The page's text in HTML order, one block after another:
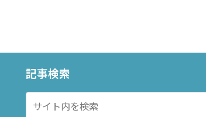
記事検索